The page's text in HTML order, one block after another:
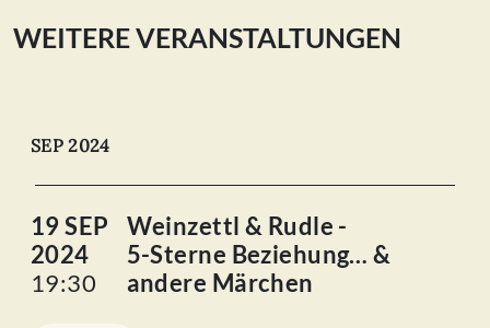
WEITERE VERANSTALTUNGEN
SEP 2024
19 SEP
2024
19:30
Weinzettl & Rudle -
5-Sterne Beziehung… &
andere Märchen